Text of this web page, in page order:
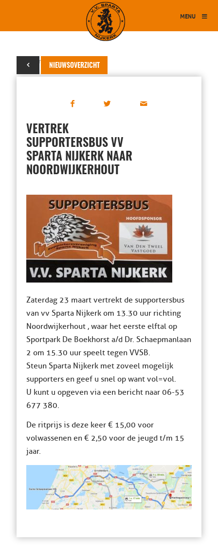
MENU
NIEUWSOVERZICHT
16 maart 2024
VERTREK
SUPPORTERSBUS VV
SPARTA NIJKERK NAAR
NOORDWIJKERHOUT
Zaterdag 23 maart vertrekt de supportersbus
van vv Sparta Nijkerk om 13.30 uur richting
Noordwijkerhout , waar het eerste elftal op
Sportpark De Boekhorst a/d Dr. Schaepmanlaan
2 om 15.30 uur speelt tegen VVSB.
Steun Sparta Nijkerk met zoveel mogelijk
supporters en geef u snel op want vol=vol.
U kunt u opgeven via een bericht naar 06-53
677 380.
De ritprijs is deze keer € 15,00 voor
volwassenen en € 2,50 voor de jeugd t/m 15
jaar.